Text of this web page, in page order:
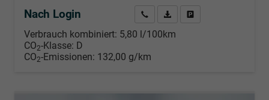
Nach Login Wir rufen Sie anPDF-Datei, Fahrzeugexposé
Verbrauch kombiniert: 5,80 l/100km
CO2-Klasse: D
CO2-Emissionen: 132,00 g/km